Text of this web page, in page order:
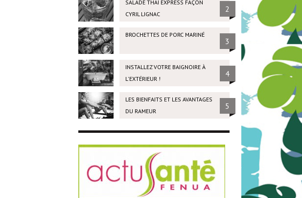
SALADE THAÏ EXPRESS FAÇON
CYRIL LIGNAC
2
BROCHETTES DE PORC MARINÉ
3
INSTALLEZ VOTRE BAIGNOIRE À
L'EXTÉRIEUR !
4
LES BIENFAITS ET LES AVANTAGES
DU RAMEUR
5